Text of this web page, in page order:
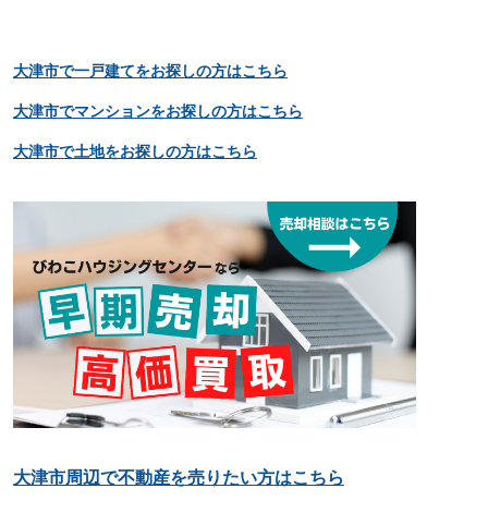
大津市で一戸建てをお探しの方はこちら
大津市でマンションをお探しの方はこちら
大津市で土地をお探しの方はこちら
大津市周辺で不動産を売りたい方はこちら